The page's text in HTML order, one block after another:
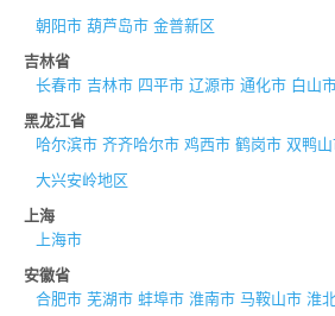
朝阳市 葫芦岛市 金普新区
吉林省
长春市 吉林市 四平市 辽源市 通化市 白山
黑龙江省
哈尔滨市 齐齐哈尔市 鸡西市 鹤岗市 双鸭
大兴安岭地区
上海
上海市
安徽省
合肥市 芜湖市 蚌埠市 淮南市 马鞍山市 淮